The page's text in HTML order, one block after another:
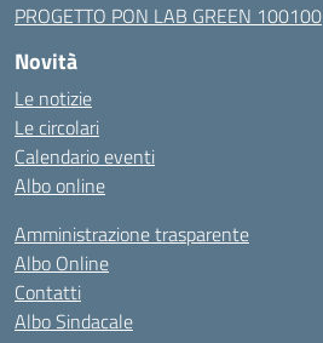
PROGETTO PON LAB GREEN 100100
Novità
Le notizie
Le circolari
Calendario eventi
Albo online
Amministrazione trasparente
Albo Online
Contatti
Albo Sindacale